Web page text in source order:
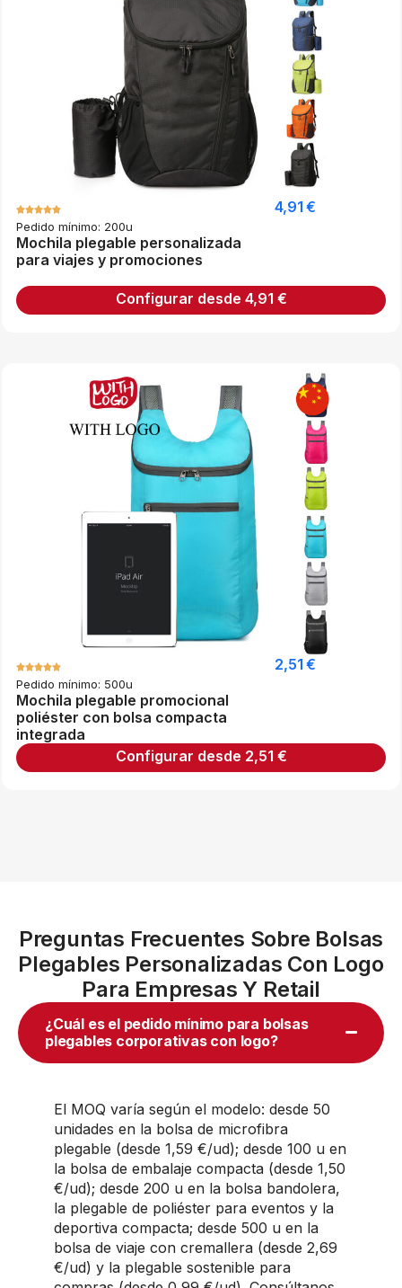
Pedido mínimo: 200u
Mochila plegable personalizada
para viajes y promociones
4,91€
Configurar desde 4,91 €
Pedido mínimo: 500u
Mochila plegable promocional
poliéster con bolsa compacta
integrada
2,51€
Configurar desde 2,51 €
Preguntas Frecuentes Sobre Bolsas
Plegables Personalizadas Con Logo
Para Empresas Y Retail
¿Cuál es el pedido mínimo para bolsas
plegables corporativas con logo?
El MOQ varía según el modelo: desde 50
unidades en la bolsa de microfibra
plegable (desde 1,59 €/ud); desde 100 u en
la bolsa de embalaje compacta (desde 1,50
€/ud); desde 200 u en la bolsa bandolera,
la plegable de poliéster para eventos y la
deportiva compacta; desde 500 u en la
bolsa de viaje con cremallera (desde 2,69
€/ud) y la plegable sostenible para